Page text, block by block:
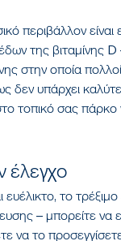
περιβάλλον είναι
της βιταμίνης
στην οποία
δεν υπάρχει
τοπικό σας πάρκο
έλεγχο
το τρέξιμο
– μπορείτε να
να το